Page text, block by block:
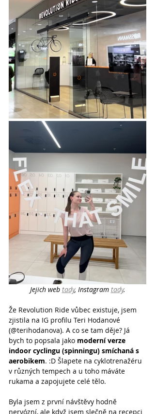
Jejich web tady, Instagram tady.
Že Revolution Ride vůbec existuje, jsem
zjistila na IG profilu Teri Hodanové
(@terihodanova). A co se tam děje? Já
bych to popsala jako moderní verze
indoor cyclingu (spinningu) smíchaná s
aerobikem. :D Šlapete na cyklotrenažéru
v různých tempech a u toho máváte
rukama a zapojujete celé tělo.
Byla jsem z první návštěvy hodně
nervózní, ale když jsem slečně na recepci